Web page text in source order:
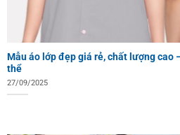
Mẫu áo lớp đẹp giá rẻ, chất lượng cao
thể
27/09/2025